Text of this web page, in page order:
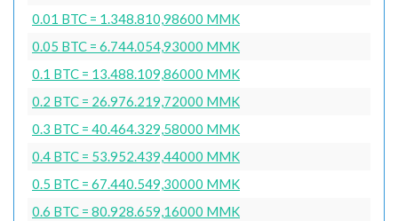
0.01 BTC = 1.348.810,98600 MMK
0.05 BTC = 6.744.054,93000 MMK
0.1 BTC = 13.488.109,86000 MMK
0.2 BTC = 26.976.219,72000 MMK
0.3 BTC = 40.464.329,58000 MMK
0.4 BTC = 53.952.439,44000 MMK
0.5 BTC = 67.440.549,30000 MMK
0.6 BTC = 80.928.659,16000 MMK